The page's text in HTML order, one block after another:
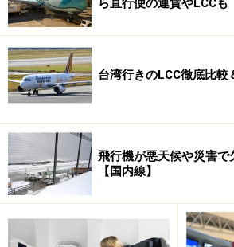
繰り返す、まさに命がけの職業なので
※記事内容は執筆時点のものです。最新の内
い。
※海外を訪れる際には最新情報の入手に努
ホームページ」を確認するなど、安全確保
ださい。
1/2
台湾行きのLCC徹底比較
飛行機が悪天候や災害で
【国内線】